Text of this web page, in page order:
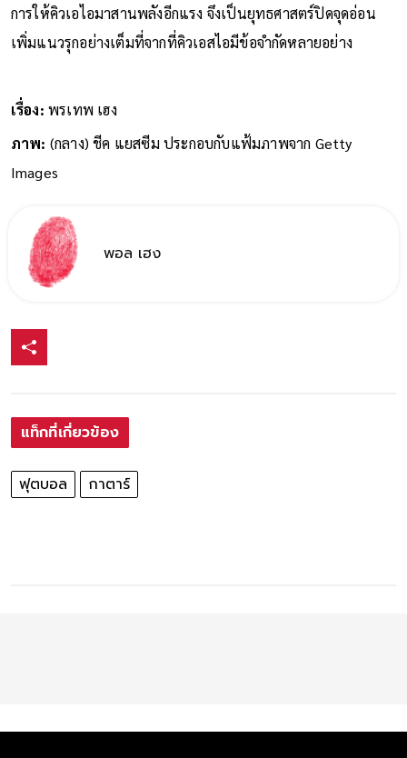
การให้คิวเอไอมาสานพลังอีกแรง จึงเป็นยุทธศาสตร์ปิดจุดอ่อน
เพิ่มแนวรุกอย่างเต็มที่จากที่คิวเอสไอมีข้อจำกัดหลายอย่าง
เรื่อง: พรเทพ เฮง
ภาพ: (กลาง) ชีค แยสซีม ประกอบกับแฟ้มภาพจาก Getty
Images
พอล เฮง
แท็กที่เกี่ยวข้อง
ฟุตบอล กาตาร์